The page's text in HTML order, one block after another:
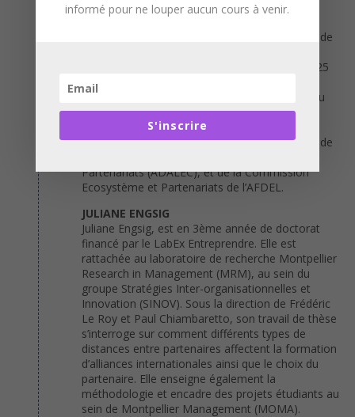
LAURENCE DUGUÉ
Laurence Dugué est en charge de la Direction
Alliances & Channel de Generix Group, éditeur de
industriels, logistiques et commerciaux. Elle a 25
ans d’expérience dans le développement
international commercial et des partenariats du
secteur des logiciels. Elle était auparavant
directrice des partenariats pour la France et
l’Afrique du Nord chez SAP. Elle est présidente de
Partenariats (ADALEC), et de la Commission
Ecosystème et Partenariats de l’AFDEL.
JULIANE ENGSIG
Juliane Engsig, est en 3ème année de doctorat
financé par le LabEx Entreprendre. Elle est
rattachée au laboratoire de recherche Montpellier
Research in Management (MRM), au sein du
groupe Stratégies Inter-organisationnelles et
Innovation (SINOV). Sous la direction de Frédéric
Le Roy et Paul Chiambaretto, son travail de thèse
s’interroge sur comment différents types de
distances entre partenaires affectent la formation
d’alliances internationales ainsi que le choix du
partenaire. Elle enseigne également la
méthodologie et encadre des projets étudiants au
sein de Montpellier Management (MOMA).
informé pour ne louper aucun cours à venir.
S'inscrire